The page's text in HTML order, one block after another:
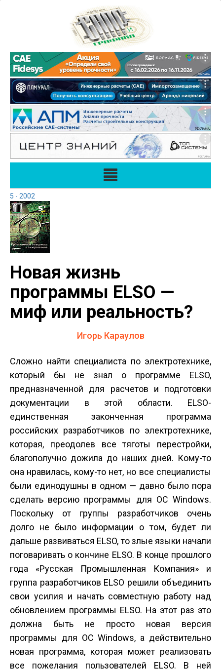
5 - 2002
Новая жизнь
программы ELSO —
миф или реальность?
Игорь Караулов
Сложно найти специалиста по электротехнике,
который бы не знал о программе ELSO,
предназначенной для расчетов и подготовки
документации в этой области. ELSO-
единственная законченная программа
российских разработчиков по электротехнике,
которая, преодолев все тяготы перестройки,
благополучно дожила до наших дней. Кому-то
она нравилась, кому-то нет, но все специалисты
были единодушны в одном — давно было пора
сделать версию программы для ОС Windows.
Поскольку от группы разработчиков очень
долго не было информации о том, будет ли
дальше развиваться ELSO, то злые языки начали
поговаривать о кончине ELSO. В конце прошлого
года «Русская Промышленная Компания» и
группа разработчиков ELSO решили объединить
свои усилия и начать совместную работу над
обновлением программы ELSO. На этот раз это
должна быть не просто новая версия
программы для ОС Windows, а действительно
новая программа, которая может реализовать
все пожелания пользователей ELSO. В ней